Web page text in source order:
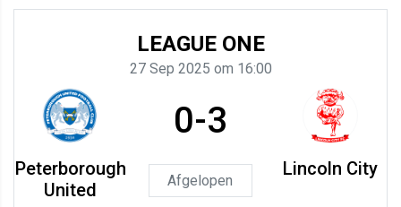
LEAGUE ONE
27 Sep 2025 om 16:00
Peterborough
United
0-3
Afgelopen
Lincoln City